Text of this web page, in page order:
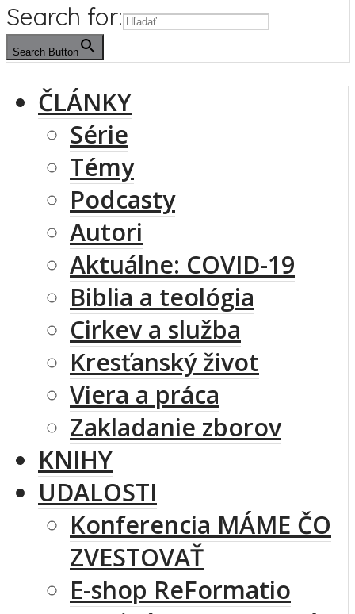
Search for:
Search Button
ČLÁNKY
Série
Témy
Podcasty
Autori
Aktuálne: COVID-19
Biblia a teológia
Cirkev a služba
Kresťanský život
Viera a práca
Zakladanie zborov
KNIHY
UDALOSTI
Konferencia MÁME ČO
ZVESTOVAŤ
E-shop ReFormatio